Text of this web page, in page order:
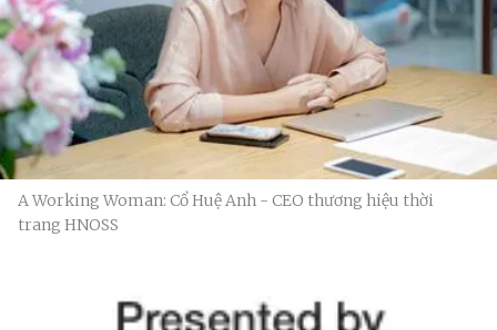
A Working Woman: Cổ Huệ Anh - CEO thương hiệu thời
trang HNOSS